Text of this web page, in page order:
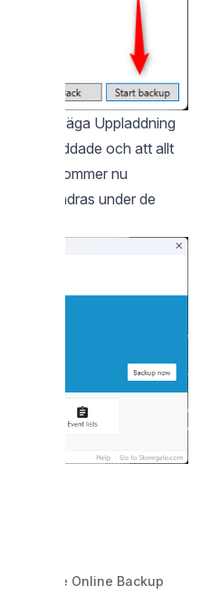
säga Uppladdning
är uppladdade och att allt
kommer nu
förändras under de
Storegate Online Backup